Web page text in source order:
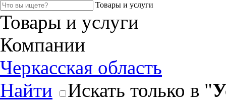
Товары и услуги
Товары и услуги
Компании
Черкасская область
Найти
Искать только в "